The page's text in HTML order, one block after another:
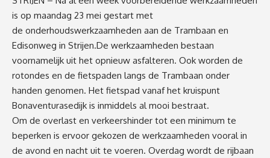
is op maandag 23 mei gestart met
de onderhoudswerkzaamheden aan de Trambaan en
Edisonweg in Strijen.De werkzaamheden bestaan
voornamelijk uit het opnieuw asfalteren. Ook worden de
rotondes en de fietspaden langs de Trambaan onder
handen genomen. Het fietspad vanaf het kruispunt
Bonaventurasedijk is inmiddels al mooi bestraat.
Om de overlast en verkeershinder tot een minimum te
beperken is ervoor gekozen de werkzaamheden vooral in
de avond en nacht uit te voeren. Overdag wordt de rijbaan